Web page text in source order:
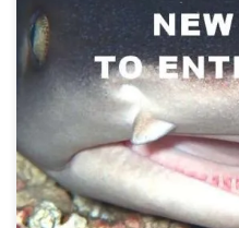
Bali va imposer
étrangers à leur
n’est pas Bali, donc
vous ne paierez pas
vous incluez Bali
la fin du visa